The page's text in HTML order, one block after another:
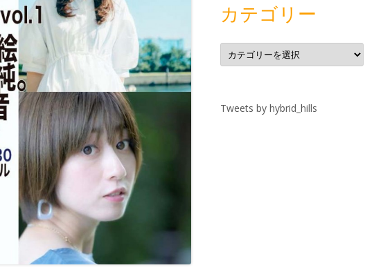
カテゴリー
カ
テ
ゴ
Tweets by hybrid_hills